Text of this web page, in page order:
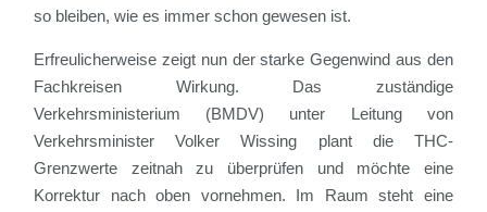
so bleiben, wie es immer schon gewesen ist.
Erfreulicherweise zeigt nun der starke Gegenwind aus den
Fachkreisen Wirkung. Das zuständige
Verkehrsministerium (BMDV) unter Leitung von
Verkehrsminister Volker Wissing plant die THC-
Grenzwerte zeitnah zu überprüfen und möchte eine
Korrektur nach oben vornehmen. Im Raum steht eine